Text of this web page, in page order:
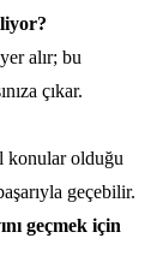
alır; bu
çıkar.
konular olduğu
geçebilir.
geçmek için